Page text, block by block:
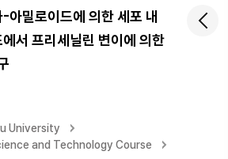
밀로이드에 의한 세포 내
서 프리세닐린 변이에 의한
University
and Technology Course